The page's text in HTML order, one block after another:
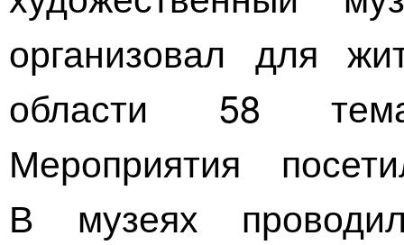
организовал для
области 58
Мероприятия
В музеях